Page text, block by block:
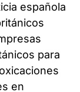
española
para
en